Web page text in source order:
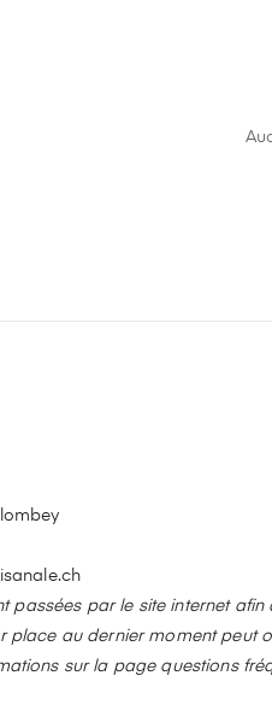
passées par le site internet afin
place au dernier moment peut
sur la page questions